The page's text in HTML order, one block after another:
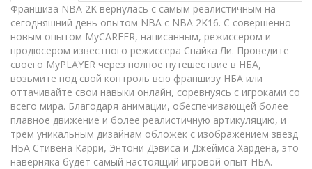
Франшиза NBA 2K вернулась с самым реалистичным на
сегодняшний день опытом NBA с NBA 2K16. С совершенно
новым опытом MyCAREER, написанным, режиссером и
продюсером известного режиссера Спайка Ли. Проведите
своего MyPLAYER через полное путешествие в НБА,
возьмите под свой контроль всю франшизу НБА или
оттачивайте свои навыки онлайн, соревнуясь с игроками со
всего мира. Благодаря анимации, обеспечивающей более
плавное движение и более реалистичную артикуляцию, и
трем уникальным дизайнам обложек с изображением звезд
НБА Стивена Карри, Энтони Дэвиса и Джеймса Хардена, это
наверняка будет самый настоящий игровой опыт НБА.